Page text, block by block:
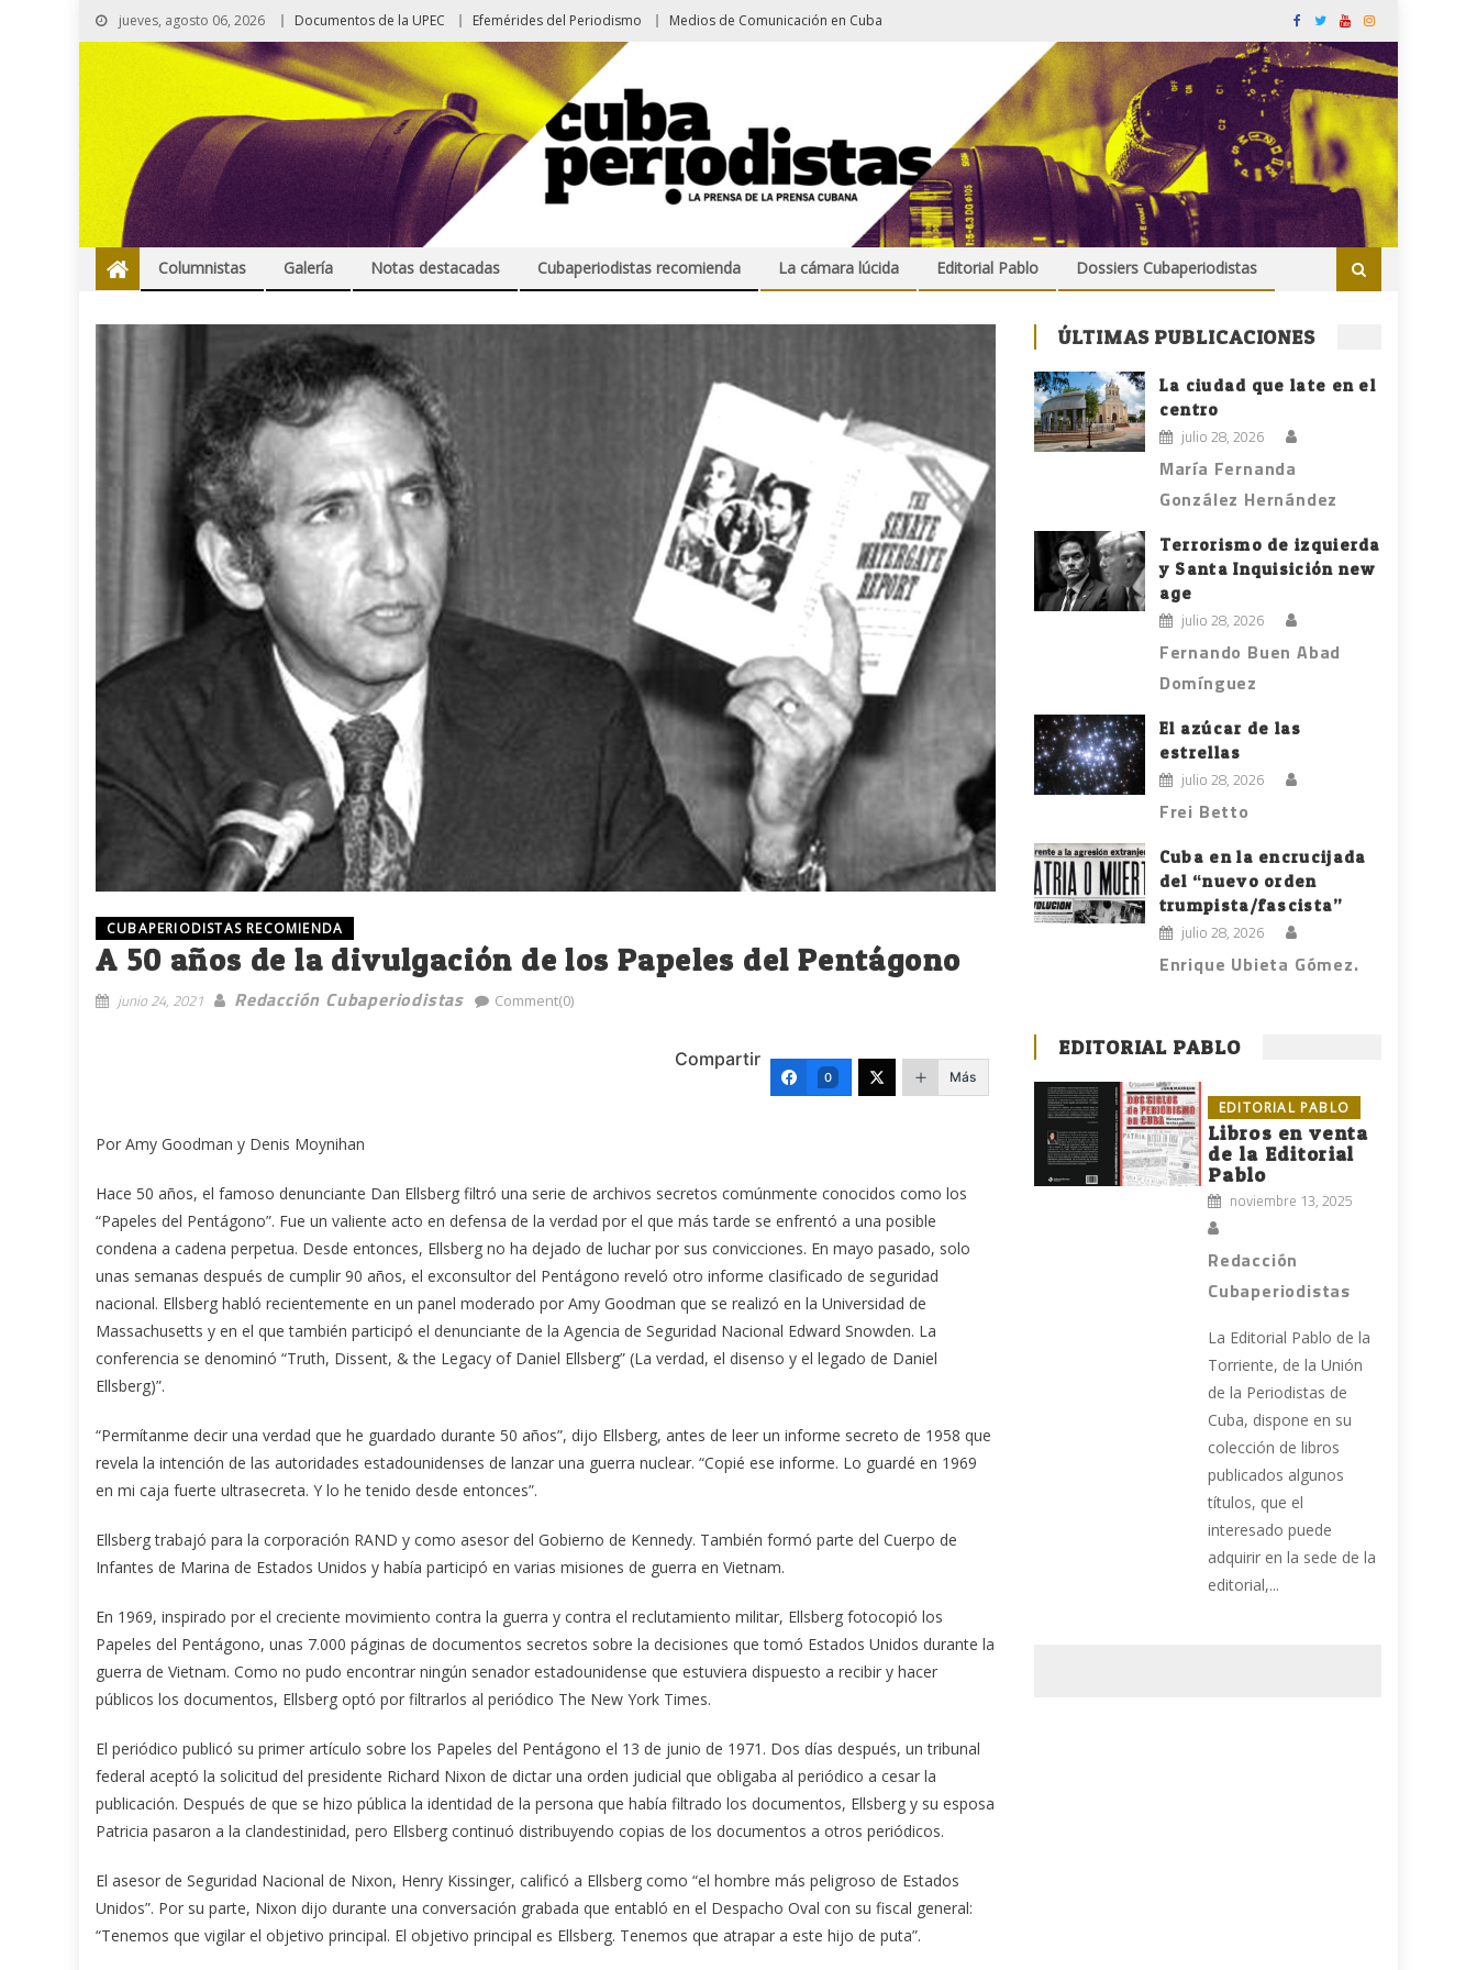
jueves, agosto 06, 2026 Documentos de la UPEC Efemérides del Periodismo Medios de Comunicación en Cuba
Columnistas Galería Notas destacadas Cubaperiodistas recomienda La cámara lúcida Editorial Pablo Dossiers Cubaperiodistas
CUBAPERIODISTAS RECOMIENDA
A 50 años de la divulgación de los Papeles del Pentágono
junio 24, 2021 Redacción Cubaperiodistas Comment(0)
Compartir
0 Más
Por Amy Goodman y Denis Moynihan
Hace 50 años, el famoso denunciante Dan Ellsberg filtró una serie de archivos secretos comúnmente conocidos como los
“Papeles del Pentágono”. Fue un valiente acto en defensa de la verdad por el que más tarde se enfrentó a una posible
condena a cadena perpetua. Desde entonces, Ellsberg no ha dejado de luchar por sus convicciones. En mayo pasado, solo
unas semanas después de cumplir 90 años, el exconsultor del Pentágono reveló otro informe clasificado de seguridad
nacional. Ellsberg habló recientemente en un panel moderado por Amy Goodman que se realizó en la Universidad de
Massachusetts y en el que también participó el denunciante de la Agencia de Seguridad Nacional Edward Snowden. La
conferencia se denominó “Truth, Dissent, & the Legacy of Daniel Ellsberg” (La verdad, el disenso y el legado de Daniel
Ellsberg)”.
“Permítanme decir una verdad que he guardado durante 50 años”, dijo Ellsberg, antes de leer un informe secreto de 1958 que
revela la intención de las autoridades estadounidenses de lanzar una guerra nuclear. “Copié ese informe. Lo guardé en 1969
en mi caja fuerte ultrasecreta. Y lo he tenido desde entonces”.
Ellsberg trabajó para la corporación RAND y como asesor del Gobierno de Kennedy. También formó parte del Cuerpo de
Infantes de Marina de Estados Unidos y había participó en varias misiones de guerra en Vietnam.
En 1969, inspirado por el creciente movimiento contra la guerra y contra el reclutamiento militar, Ellsberg fotocopió los
Papeles del Pentágono, unas 7.000 páginas de documentos secretos sobre la decisiones que tomó Estados Unidos durante la
guerra de Vietnam. Como no pudo encontrar ningún senador estadounidense que estuviera dispuesto a recibir y hacer
públicos los documentos, Ellsberg optó por filtrarlos al periódico The New York Times.
El periódico publicó su primer artículo sobre los Papeles del Pentágono el 13 de junio de 1971. Dos días después, un tribunal
federal aceptó la solicitud del presidente Richard Nixon de dictar una orden judicial que obligaba al periódico a cesar la
publicación. Después de que se hizo pública la identidad de la persona que había filtrado los documentos, Ellsberg y su esposa
Patricia pasaron a la clandestinidad, pero Ellsberg continuó distribuyendo copias de los documentos a otros periódicos.
El asesor de Seguridad Nacional de Nixon, Henry Kissinger, calificó a Ellsberg como “el hombre más peligroso de Estados
Unidos”. Por su parte, Nixon dijo durante una conversación grabada que entabló en el Despacho Oval con su fiscal general:
“Tenemos que vigilar el objetivo principal. El objetivo principal es Ellsberg. Tenemos que atrapar a este hijo de puta”.
ÚLTIMAS PUBLICACIONES
La ciudad que late en el
centro
julio 28, 2026
María Fernanda
González Hernández
Terrorismo de izquierda
y Santa Inquisición new
age
julio 28, 2026
Fernando Buen Abad
Domínguez
El azúcar de las
estrellas
julio 28, 2026
Frei Betto
Cuba en la encrucijada
del “nuevo orden
trumpista/fascista”
julio 28, 2026
Enrique Ubieta Gómez.
EDITORIAL PABLO
EDITORIAL PABLO
Libros en venta
de la Editorial
Pablo
noviembre 13, 2025
Redacción
Cubaperiodistas
La Editorial Pablo de la
Torriente, de la Unión
de la Periodistas de
Cuba, dispone en su
colección de libros
publicados algunos
títulos, que el
interesado puede
adquirir en la sede de la
editorial,...